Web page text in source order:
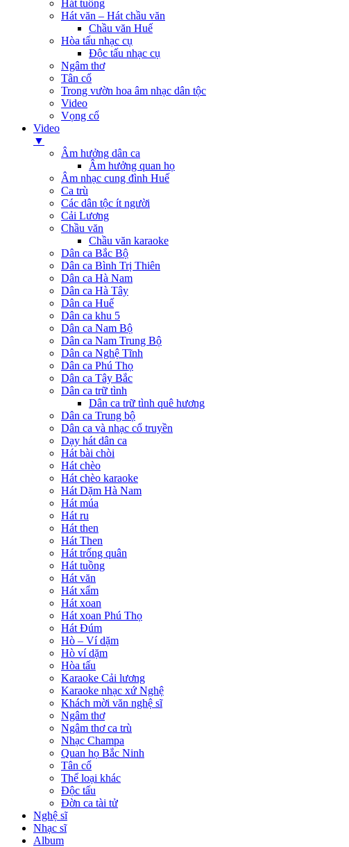
Hát tuồng
Hát văn – Hát chầu văn
Chầu văn Huế
Hòa tấu nhạc cụ
Độc tấu nhạc cụ
Ngâm thơ
Tân cổ
Trong vườn hoa âm nhạc dân tộc
Video
Vọng cổ
Video
▼
Âm hưởng dân ca
Âm hưởng quan họ
Âm nhạc cung đình Huế
Ca trù
Các dân tộc ít người
Cải Lương
Chầu văn
Chầu văn karaoke
Dân ca Bắc Bộ
Dân ca Bình Trị Thiên
Dân ca Hà Nam
Dân ca Hà Tây
Dân ca Huế
Dân ca khu 5
Dân ca Nam Bộ
Dân ca Nam Trung Bộ
Dân ca Nghệ Tĩnh
Dân ca Phú Thọ
Dân ca Tây Bắc
Dân ca trữ tình
Dân ca trữ tình quê hương
Dân ca Trung bộ
Dân ca và nhạc cổ truyền
Dạy hát dân ca
Hát bài chòi
Hát chèo
Hát chèo karaoke
Hát Dặm Hà Nam
Hát múa
Hát ru
Hát then
Hát Then
Hát trống quân
Hát tuồng
Hát văn
Hát xẩm
Hát xoan
Hát xoan Phú Thọ
Hát Đúm
Hò – Ví dặm
Hò ví dặm
Hòa tấu
Karaoke Cải lương
Karaoke nhạc xứ Nghệ
Khách mời văn nghệ sĩ
Ngâm thơ
Ngâm thơ ca trù
Nhạc Champa
Quan họ Bắc Ninh
Tân cổ
Thể loại khác
Độc tấu
Đờn ca tài tử
Nghệ sĩ
Nhạc sĩ
Album